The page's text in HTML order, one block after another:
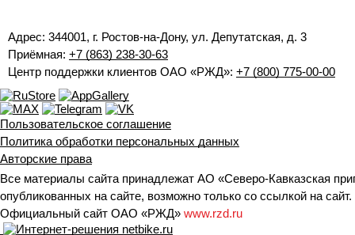
Адрес: 344001, г. Ростов-на-Дону, ул. Депутатская, д. 3
Приёмная: +7 (863) 238-30-63
Центр поддержки клиентов ОАО «РЖД»: +7 (800) 775-00-00
Пользовательское соглашение
Политика обработки персональных данных
Авторские права
Все материалы сайта принадлежат АО «Северо-Кавказская
опубликованных на сайте, возможно только со ссылкой на сайт.
Официальный сайт ОАО «РЖД» www.rzd.ru